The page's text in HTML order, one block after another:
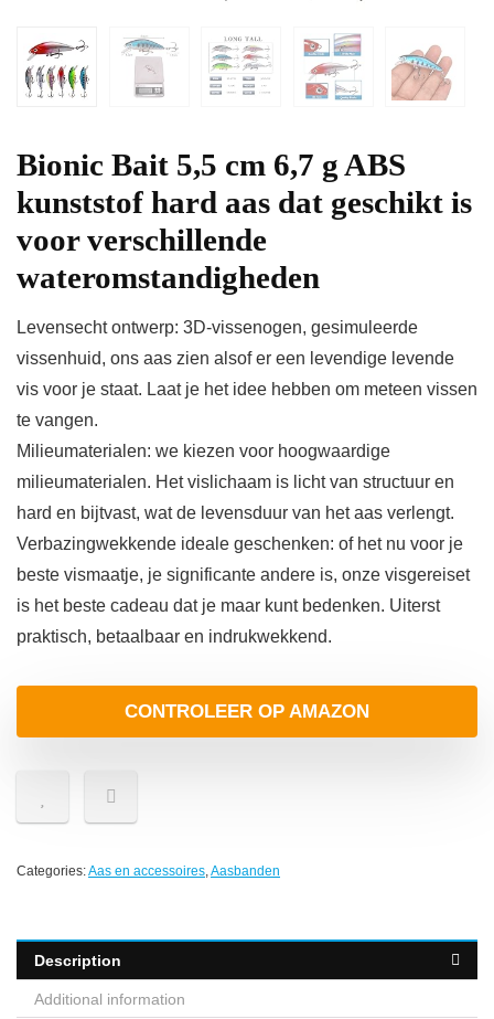
Bionic Bait 5,5 cm 6,7 g ABS
kunststof hard aas dat geschikt is
voor verschillende
wateromstandigheden
Levensecht ontwerp: 3D-vissenogen, gesimuleerde
vissenhuid, ons aas zien alsof er een levendige levende
vis voor je staat. Laat je het idee hebben om meteen vissen
te vangen.
Milieumaterialen: we kiezen voor hoogwaardige
milieumaterialen. Het vislichaam is licht van structuur en
hard en bijtvast, wat de levensduur van het aas verlengt.
Verbazingwekkende ideale geschenken: of het nu voor je
beste vismaatje, je significante andere is, onze visgereiset
is het beste cadeau dat je maar kunt bedenken. Uiterst
praktisch, betaalbaar en indrukwekkend.
CONTROLEER OP AMAZON
Categories:Aas en accessoires,Aasbanden
Description
Additional information